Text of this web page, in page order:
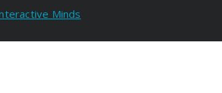
Minds